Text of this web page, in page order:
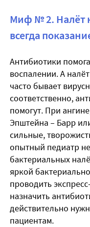
Миф № 2. Налёт
всегда
Антибиотики
воспалении. А
часто бывает
соответственно,
помогут. При
Эпштейна – Барр
сильные,
опытный педиатр
бактериальных
яркой
проводить
назначить
действительно
пациентам.